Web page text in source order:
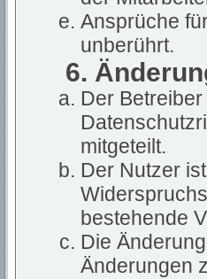
Ansprüche
unberührt.
6.
Der
mitgeteilt.
Der Nutzer
bestehende
Die
Änderungen